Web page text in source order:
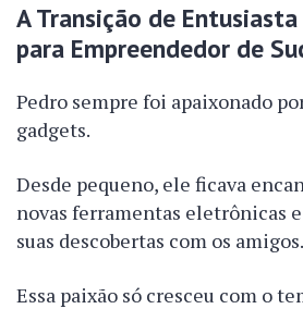
A Transição de
para Empreendedor de
Pedro sempre foi apaixonado
gadgets.
Desde pequeno, ele ficava
novas ferramentas eletrônicas
suas descobertas com os amigos.
Essa paixão só cresceu com o